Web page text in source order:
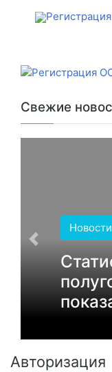
Свежие
Авторизация